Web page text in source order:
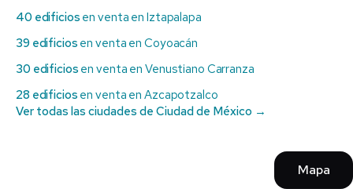
40 edificios en venta en Iztapalapa
39 edificios en venta en Coyoacán
30 edificios en venta en Venustiano Carranza
28 edificios en venta en Azcapotzalco
Ver todas las ciudades de Ciudad de México →
Mapa